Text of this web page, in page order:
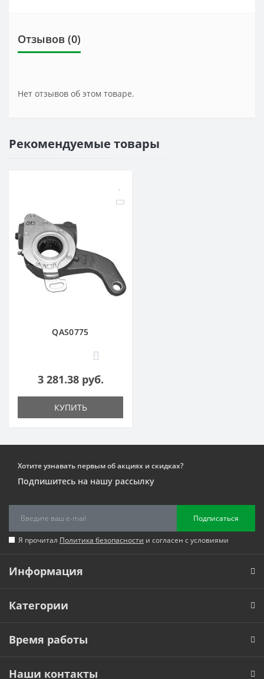
Отзывов (0)
Нет отзывов об этом товаре.
Рекомендуемые товары
QAS0775
0
3 281.38 руб.
КУПИТЬ
Хотите узнавать первым об акциях и скидках?
Подпишитесь на нашу рассылку
Подписаться
Я прочитал Политика безопасности и согласен с условиями
Информация
Категории
Время работы
Наши контакты